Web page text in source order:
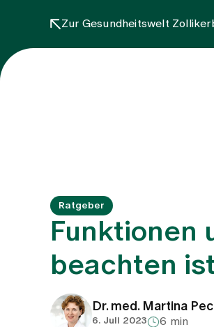
Zur Gesundheitswelt
Ratgeber
Funktionen
beachten
Dr. med. Martina
6. Juli 2023 6 min